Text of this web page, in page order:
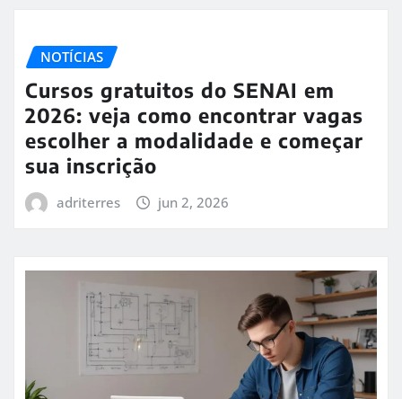
NOTÍCIAS
Cursos gratuitos do SENAI em
2026: veja como encontrar vagas
escolher a modalidade e começar
sua inscrição
adriterres jun 2, 2026